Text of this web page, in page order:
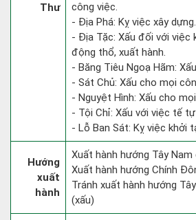
Thư
công việc.
- Địa Phá: Kỵ việc xây dựng.
- Địa Tặc: Xấu đối với việc
động thổ, xuất hành.
- Băng Tiêu Ngoạ Hãm:
- Sát Chủ: Xấu cho mọi
- Nguyệt Hình: Xấu cho
- Tội Chỉ: Xấu với việc tế
- Lỗ Ban Sát: Kỵ việc khởi
Hướng
xuất
hành
Xuất hành hướng Tây
Xuất hành hướng Chính
Tránh xuất hành hướng
(xấu)